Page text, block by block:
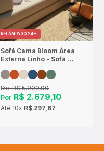
RELÂMPAGO 24H
Sofá Cama Bloom Área
Externa Linho - Sofá na
De:R$ 5.999,00
Por R$ 2.679,10
Até 10x R$ 297,67